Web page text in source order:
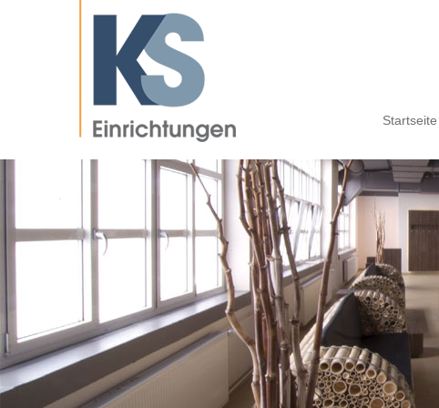
überspringen
Startseite